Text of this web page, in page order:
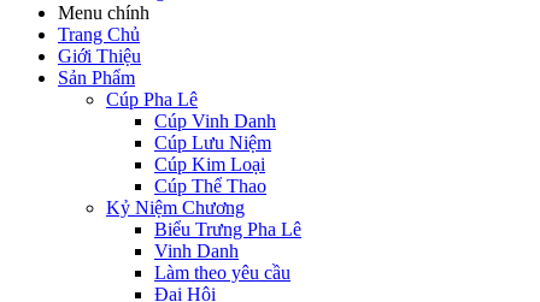
Menu chính
Trang Chủ
Giới Thiệu
Sản Phẩm
Cúp Pha Lê
Cúp Vinh Danh
Cúp Lưu Niệm
Cúp Kim Loại
Cúp Thể Thao
Kỷ Niệm Chương
Biểu Trưng Pha Lê
Vinh Danh
Làm theo yêu cầu
Đại Hội